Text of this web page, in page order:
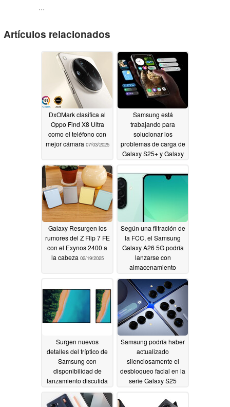
...
Artículos relacionados
DxOMark clasifica al
Oppo Find X8 Ultra
como el teléfono con
mejor cámara 07/03/2025
Samsung está
trabajando para
solucionar los
problemas de carga de
Galaxy S25+ y Galaxy
Galaxy Resurgen los
rumores del Z Flip 7 FE
con el Exynos 2400 a
la cabeza 02/19/2025
Según una filtración de
la FCC, el Samsung
Galaxy A26 5G podría
lanzarse con
almacenamiento
02/18/2025
Surgen nuevos
detalles del tríptico de
Samsung con
disponibilidad de
lanzamiento discutida
02/17/2025
Samsung podría haber
actualizado
silenciosamente el
desbloqueo facial en la
serie Galaxy S25